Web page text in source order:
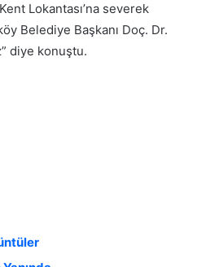
Lokantası’na severek
Belediye Başkanı Doç. Dr.
diye konuştu.